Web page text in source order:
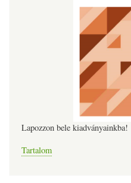
Lapozzon bele kiadványainkba!
Tartalom